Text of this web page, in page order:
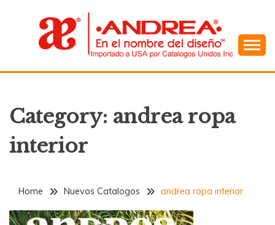
ANDREA
Category: andrea ropa
interior
Home Nuevos Catalogos andrea ropa interior